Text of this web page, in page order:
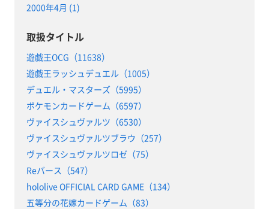
2000年4月 (1)
取扱タイトル
遊戯王OCG（11638）
遊戯王ラッシュデュエル（1005）
デュエル・マスターズ（5995）
ポケモンカードゲーム（6597）
ヴァイスシュヴァルツ（6530）
ヴァイスシュヴァルツブラウ（257）
ヴァイスシュヴァルツロゼ（75）
Reバース（547）
hololive OFFICIAL CARD GAME（134）
五等分の花嫁カードゲーム（83）